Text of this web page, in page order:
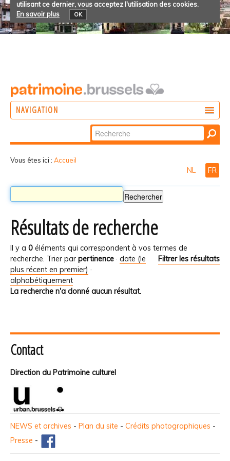
utilisant ce dernier, vous acceptez l'utilisation des cookies.
En savoir plus
OK
NAVIGATION
Chercher par
Recherche
Vous êtes ici : Accueil
NL FR
Résultats de recherche
Il y a 0 éléments qui correspondent à vos termes de
recherche.
Filtrer les résultats
Trier par pertinence · date (le
plus récent en premier) ·
alphabétiquement
La recherche n'a donné aucun résultat.
Contact
Direction du Patrimoine culturel
NEWS et archives - Plan du site - Crédits photographiques -
Presse -